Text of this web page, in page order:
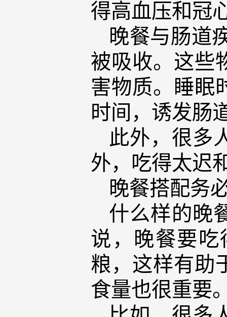
得高血压和冠
晚餐与肠道
被吸收。这些
害物质。睡眠
时间，诱发肠
此外，很多
外，吃得太迟
晚餐搭配务
什么样的晚
说，晚餐要
粮，这样有助
食量也很重要